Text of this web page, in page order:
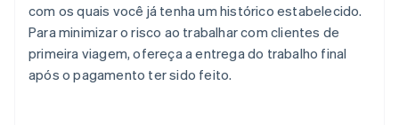
com os quais você já tenha um histórico estabelecido.
Para minimizar o risco ao trabalhar com clientes de
primeira viagem, ofereça a entrega do trabalho final
após o pagamento ter sido feito.